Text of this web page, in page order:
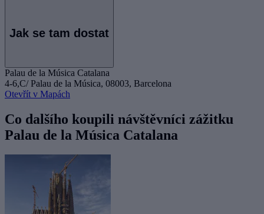
Jak se tam dostat
Palau de la Música Catalana
4-6,C/ Palau de la Música, 08003, Barcelona
Otevřít v Mapách
Co dalšího koupili návštěvníci zážitku
Palau de la Música Catalana